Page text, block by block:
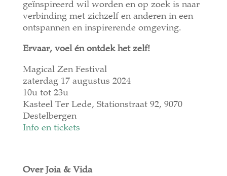
geïnspireerd wil worden en op zoek is naar
verbinding met zichzelf en anderen in een
ontspannen en inspirerende omgeving.
Ervaar, voel én ontdek het zelf!
Magical Zen Festival
zaterdag 17 augustus 2024
10u tot 23u
Kasteel Ter Lede, Stationstraat 92, 9070
Destelbergen
Info en tickets
Over Joia & Vida